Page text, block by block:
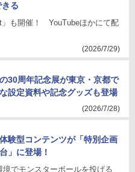
る
」も開催！ YouTubeほかにて配
(2026/7/29)
30周年記念展が東京・京都で
設定資料や記念グッズも登場
(2026/7/28)
験型コンテンツが「特別企画
」に登場！
境でモンスターボールを投げる